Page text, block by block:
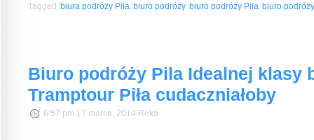
Tagged biura podróży Piła biuro podróży biuro podróży Pila biuro
Biuro podróży Pila Idealnej klasy
Tramptour Piła cudaczniałoby
6:57 pm 17 marca, 2014 Reka